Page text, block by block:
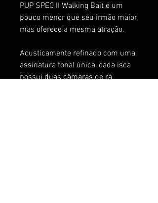
PUP SPEC II Walking Bait é um
pouco menor que seu irmão maior,
mas oferece a mesma atração.
Acusticamente refinado com uma
assinatura tonal única, cada isca
possui duas câmaras de rã